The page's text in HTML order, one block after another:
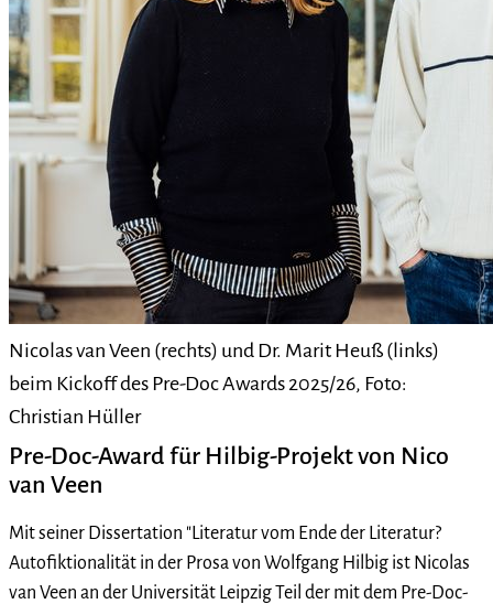
Nicolas van Veen (rechts) und Dr. Marit Heuß (links)
beim Kickoff des Pre-Doc Awards 2025/26, Foto:
Christian Hüller
Pre-Doc-Award für Hilbig-Projekt von Nico
van Veen
Mit seiner Dissertation "Literatur vom Ende der Literatur?
Autofiktionalität in der Prosa von Wolfgang Hilbig ist Nicolas
van Veen an der Universität Leipzig Teil der mit dem Pre-Doc-